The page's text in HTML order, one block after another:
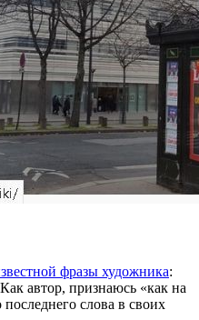
фразы художника:
автор, признаюсь «как на
слова в своих